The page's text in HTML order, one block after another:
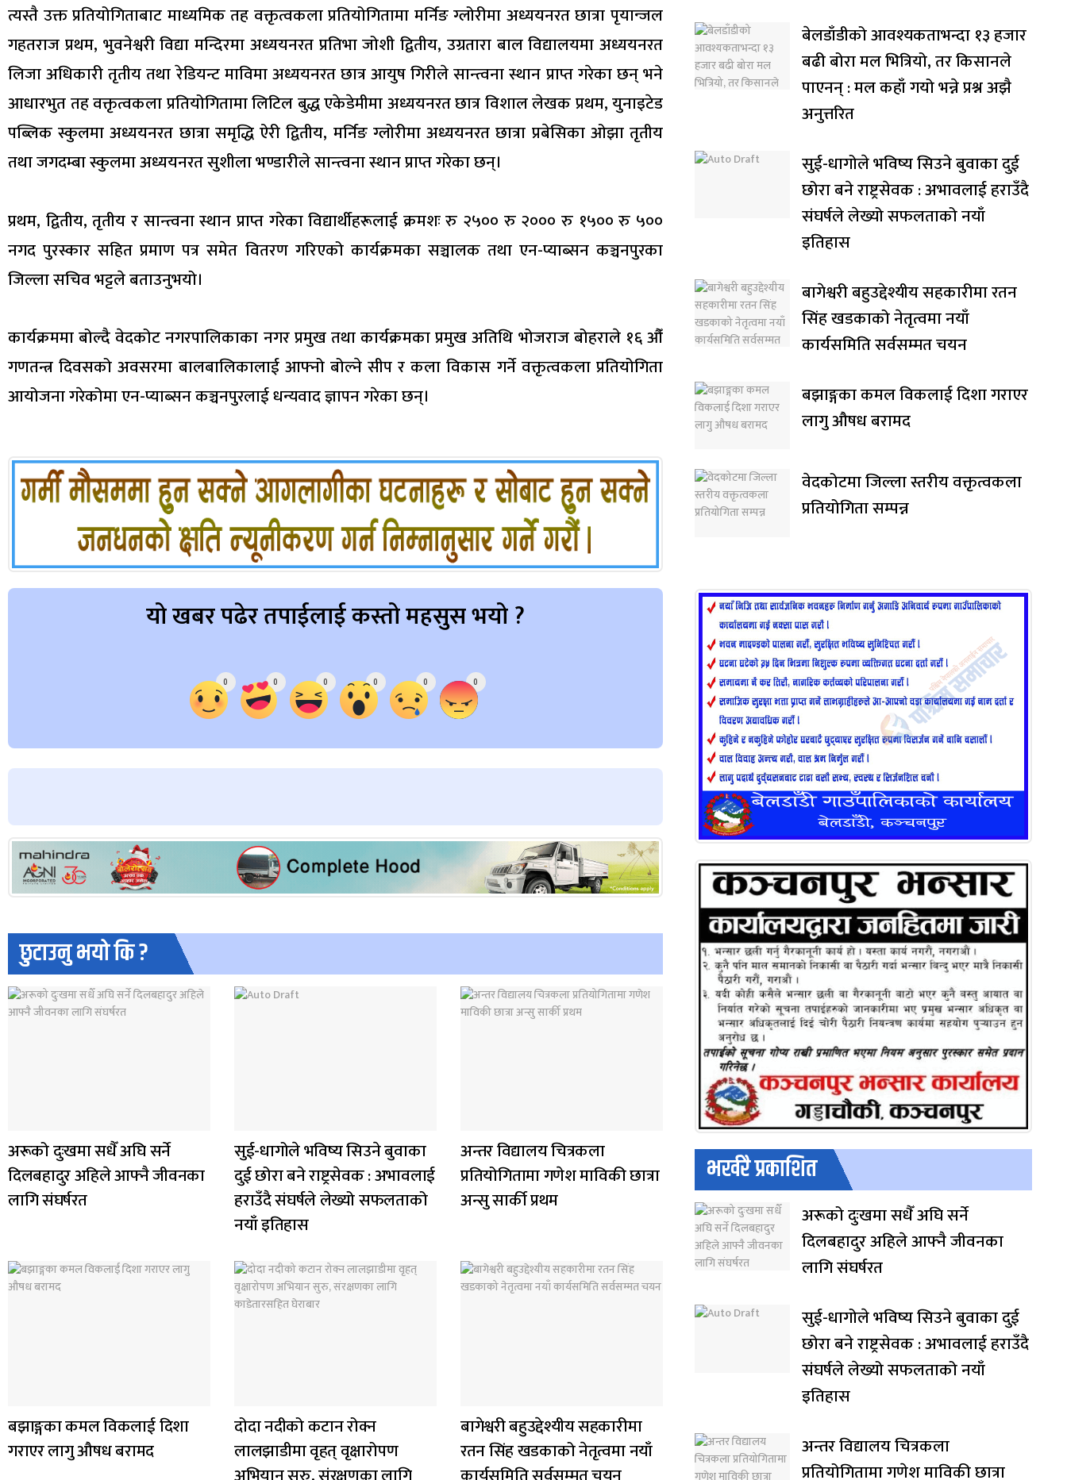
त्यस्तै उक्त प्रतियोगिताबाट माध्यमिक तह वक्तृत्वकला प्रतियोगितामा मर्निङ ग्लोरीमा अध्ययनरत छात्रा पृयान्जल
गहतराज प्रथम, भुवनेश्वरी विद्या मन्दिरमा अध्ययनरत प्रतिभा जोशी द्वितीय, उग्रतारा बाल विद्यालयमा अध्ययनरत
लिजा अधिकारी तृतीय तथा रेडियन्ट माविमा अध्ययनरत छात्र आयुष गिरीले सान्त्वना स्थान प्राप्त गरेका छन् भने
आधारभुत तह वक्तृत्वकला प्रतियोगितामा लिटिल बुद्ध एकेडेमीमा अध्ययनरत छात्र विशाल लेखक प्रथम, युनाइटेड
पब्लिक स्कुलमा अध्ययनरत छात्रा समृद्धि ऐरी द्वितीय, मर्निङ ग्लोरीमा अध्ययनरत छात्रा प्रबेसिका ओझा तृतीय
तथा जगदम्बा स्कुलमा अध्ययनरत सुशीला भण्डारीले सान्त्वना स्थान प्राप्त गरेका छन्।
प्रथम, द्वितीय, तृतीय र सान्त्वना स्थान प्राप्त गरेका विद्यार्थीहरूलाई क्रमशः रु २५०० रु २००० रु १५०० रु ५००
नगद पुरस्कार सहित प्रमाण पत्र समेत वितरण गरिएको कार्यक्रमका सञ्चालक तथा एन-प्याब्सन कञ्चनपुरका
जिल्ला सचिव भट्टले बताउनुभयो।
कार्यक्रममा बोल्दै वेदकोट नगरपालिकाका नगर प्रमुख तथा कार्यक्रमका प्रमुख अतिथि भोजराज बोहराले १६ औँ
गणतन्त्र दिवसको अवसरमा बालबालिकालाई आफ्नो बोल्ने सीप र कला विकास गर्ने वक्तृत्वकला प्रतियोगिता
आयोजना गरेकोमा एन-प्याब्सन कञ्चनपुरलाई धन्यवाद ज्ञापन गरेका छन्।
यो खबर पढेर तपाईलाई कस्तो महसुस भयो ?
0 0 0 0 0 0
छुटाउनु भयो कि ?
अरूको दुःखमा सधैँ अघि सर्ने
दिलबहादुर अहिले आफ्नै जीवनका
लागि संघर्षरत
सुई-धागोले भविष्य सिउने बुवाका
दुई छोरा बने राष्ट्रसेवक : अभावलाई
हराउँदै संघर्षले लेख्यो सफलताको
नयाँ इतिहास
अन्तर विद्यालय चित्रकला
प्रतियोगितामा गणेश माविकी छात्रा
अन्सु सार्की प्रथम
बझाङ्गका कमल विकलाई दिशा
गराएर लागु औषध बरामद
दोदा नदीको कटान रोक्न
लालझाडीमा वृहत् वृक्षारोपण
बागेश्वरी बहुउद्देश्यीय सहकारीमा
रतन सिंह खडकाको नेतृत्वमा नयाँ
बेलडाँडीको आवश्यकताभन्दा १३ हजार
बढी बोरा मल भित्रियो, तर किसानले
पाएनन् : मल कहाँ गयो भन्ने प्रश्न अझै
अनुत्तरित
सुई-धागोले भविष्य सिउने बुवाका दुई
छोरा बने राष्ट्रसेवक : अभावलाई हराउँदै
संघर्षले लेख्यो सफलताको नयाँ
इतिहास
बागेश्वरी बहुउद्देश्यीय सहकारीमा रतन
सिंह खडकाको नेतृत्वमा नयाँ
कार्यसमिति सर्वसम्मत चयन
बझाङ्गका कमल विकलाई दिशा गराएर
लागु औषध बरामद
वेदकोटमा जिल्ला स्तरीय वक्तृत्वकला
प्रतियोगिता सम्पन्न
भर्खरै प्रकाशित
अरूको दुःखमा सधैँ अघि सर्ने
दिलबहादुर अहिले आफ्नै जीवनका
लागि संघर्षरत
सुई-धागोले भविष्य सिउने बुवाका दुई
छोरा बने राष्ट्रसेवक : अभावलाई हराउँदै
संघर्षले लेख्यो सफलताको नयाँ
इतिहास
अन्तर विद्यालय चित्रकला
प्रतियोगितामा गणेश माविकी छात्रा